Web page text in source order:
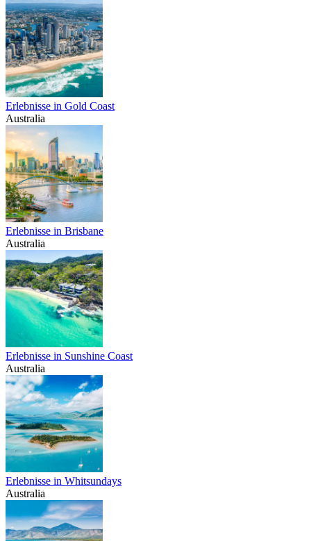
Erlebnisse in Gold Coast
Australia
Erlebnisse in Brisbane
Australia
Erlebnisse in Sunshine Coast
Australia
Erlebnisse in Whitsundays
Australia